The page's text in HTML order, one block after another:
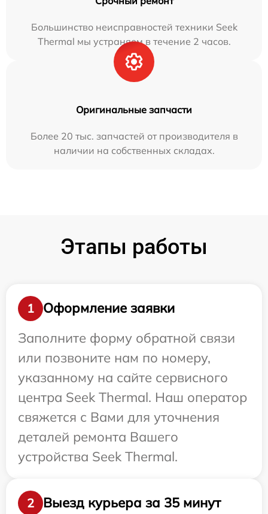
Большинство неисправностей техники Seek
Thermal мы устраняем в течение 2 часов.
Оригинальные запчасти
Более 20 тыс. запчастей от производителя в
наличии на собственных складах.
Этапы работы
1
Оформление заявки
Заполните форму обратной связи
или позвоните нам по номеру,
указанному на сайте сервисного
центра Seek Thermal. Наш оператор
свяжется с Вами для уточнения
деталей ремонта Вашего
устройства Seek Thermal.
2 Выезд курьера за 35 минут